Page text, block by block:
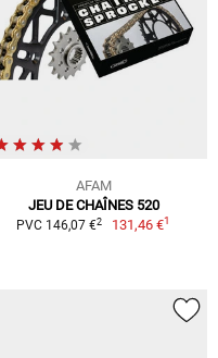
AFAM
JEU DE CHAÎNES 520
PVC 146,07 €2 131,46 €1